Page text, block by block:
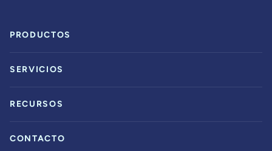
PRODUCTOS
SERVICIOS
RECURSOS
CONTACTO